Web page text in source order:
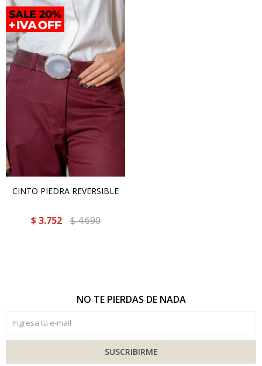
CINTO PIEDRA REVERSIBLE
$ 3.752 $4.690
NO TE PIERDAS DE NADA
SUSCRIBIRME